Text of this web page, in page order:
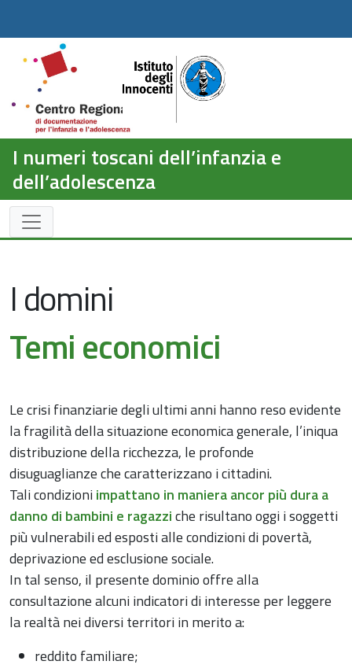
I numeri toscani dell’infanzia e
dell’adolescenza
I domini
Temi economici
Le crisi finanziarie degli ultimi anni hanno reso evidente
la fragilità della situazione economica generale, l’iniqua
distribuzione della ricchezza, le profonde
disuguaglianze che caratterizzano i cittadini.
Tali condizioniimpattano in maniera ancor più dura a
danno di bambini e ragazziche risultano oggi i soggetti
più vulnerabili ed esposti alle condizioni di povertà,
deprivazione ed esclusione sociale.
In tal senso, il presente dominio offre alla
consultazione alcuni indicatori di interesse per leggere
la realtà nei diversi territori in merito a:
reddito familiare;